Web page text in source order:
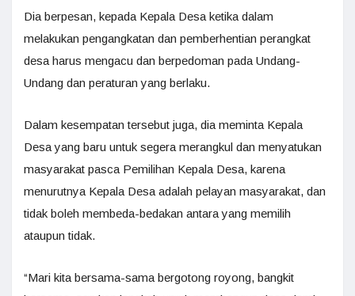
Dia berpesan, kepada Kepala Desa ketika dalam
melakukan pengangkatan dan pemberhentian perangkat
desa harus mengacu dan berpedoman pada Undang-
Undang dan peraturan yang berlaku.
Dalam kesempatan tersebut juga, dia meminta Kepala
Desa yang baru untuk segera merangkul dan menyatukan
masyarakat pasca Pemilihan Kepala Desa, karena
menurutnya Kepala Desa adalah pelayan masyarakat, dan
tidak boleh membeda-bedakan antara yang memilih
ataupun tidak.
“Mari kita bersama-sama bergotong royong, bangkit